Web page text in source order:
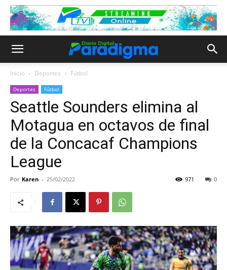
Inicio Deportes Fútbol
Deportes Fútbol
Seattle Sounders elimina al
Motagua en octavos de final
de la Concacaf Champions
League
Por Karen - 25/02/2022 0
971